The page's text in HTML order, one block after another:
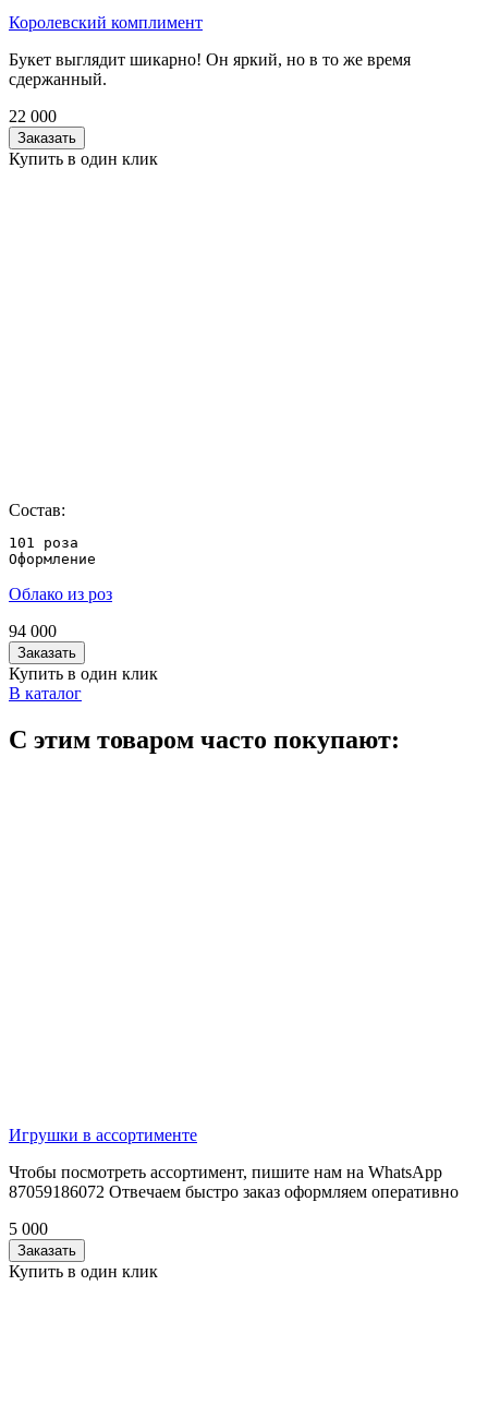
Королевский комплимент
Букет выглядит шикарно! Он яркий, но в то же время
сдержанный.
22 000
Заказать
Купить в один клик
Состав:
101 роза
Оформление
Облако из роз
94 000
Заказать
Купить в один клик
В каталог
С этим товаром часто покупают:
Игрушки в ассортименте
Чтобы посмотреть ассортимент, пишите нам на WhatsApp
87059186072 Отвечаем быстро заказ оформляем оперативно
5 000
Заказать
Купить в один клик